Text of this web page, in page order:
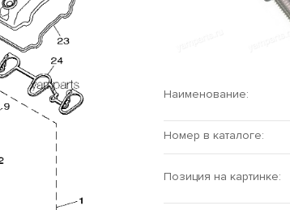
Наименование:
Номер в каталоге:
Позиция на картинке: